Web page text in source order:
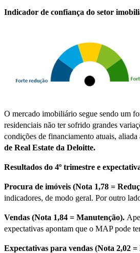
Indicador de confiança do setor
O mercado imobiliário segue sendo um
residenciais não ter sofrido grandes
condições de financiamento atuais,
de Real Estate da Deloitte.
Resultados do 4º trimestre e
Procura de imóveis (Nota 1,78 =
indicadores, de modo geral. Por outro
Vendas (Nota 1,84 = Manutenção).
expectativas apontam que o MAP pode
Expectativas para vendas (Nota 2,02